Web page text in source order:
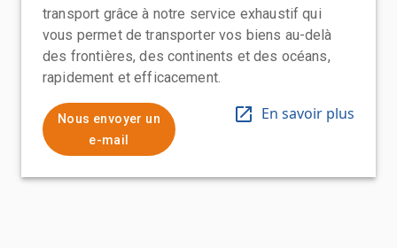
transport grâce à notre service exhaustif qui
vous permet de transporter vos biens au-delà
des frontières, des continents et des océans,
rapidement et efficacement.
Nous envoyer un
e-mail
En savoir plus